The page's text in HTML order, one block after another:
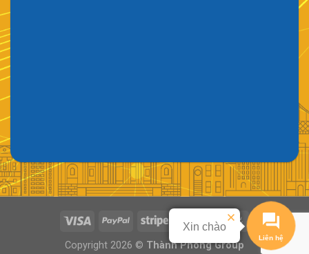
Copyright 2026 © Thành Phong Group
Liên hệ
Xin chào